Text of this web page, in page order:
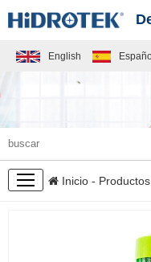
English
Inicio - Productos